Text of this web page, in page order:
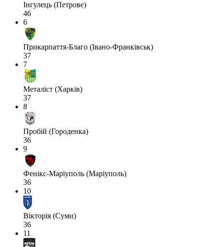
Інгулець (Петрове)
46
6
Прикарпаття-Благо (Івано-Франківськ)
37
7
Металіст (Харків)
37
8
Пробій (Городенка)
36
9
Фенікс-Маріуполь (Маріуполь)
36
10
Вікторія (Суми)
36
11